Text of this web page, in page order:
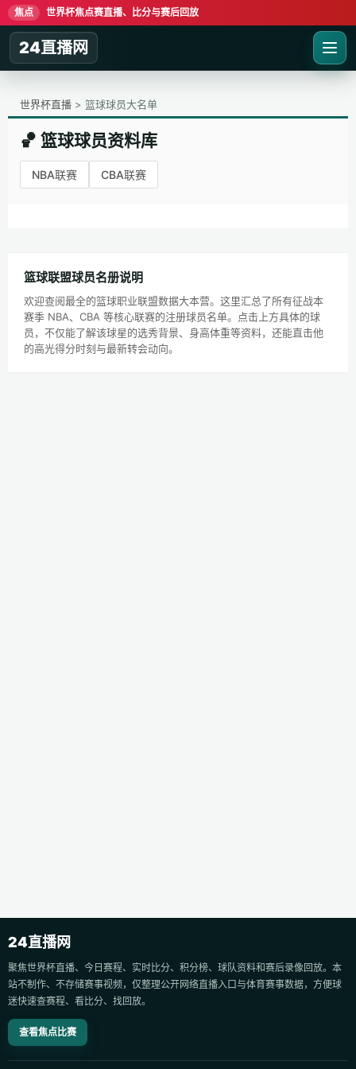
焦点 世界杯焦点赛直播、比分与赛后回放
24直播网
世界杯直播 > 篮球球员大名单
🏀 篮球球员资料库
NBA联赛 CBA联赛
篮球联盟球员名册说明
欢迎查阅最全的篮球职业联盟数据大本营。这里汇总了所有征战本
赛季 NBA、CBA 等核心联赛的注册球员名单。点击上方具体的球
员，不仅能了解该球星的选秀背景、身高体重等资料，还能直击他
的高光得分时刻与最新转会动向。
24直播网
聚焦世界杯直播、今日赛程、实时比分、积分榜、球队资料和赛后录像回放。本
站不制作、不存储赛事视频，仅整理公开网络直播入口与体育赛事数据，方便球
迷快速查赛程、看比分、找回放。
查看焦点比赛